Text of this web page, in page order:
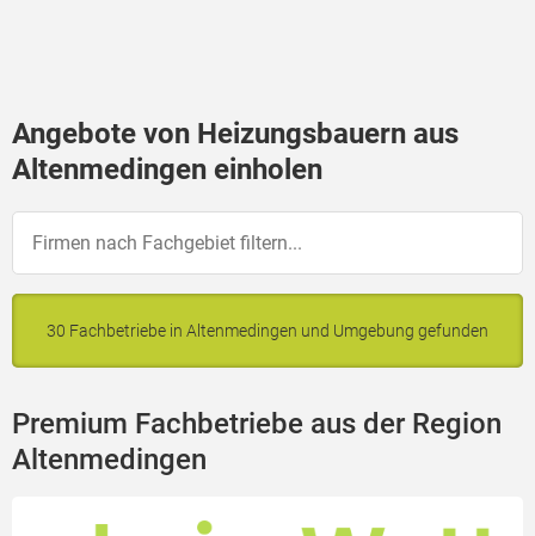
Angebote von Heizungsbauern aus
Altenmedingen einholen
30 Fachbetriebe in Altenmedingen und Umgebung gefunden
Premium Fachbetriebe aus der Region
Altenmedingen